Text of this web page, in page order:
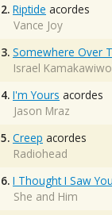
2. Riptide acordes
Vance Joy
3. Somewhere Over
Israel
4. I'm Yours acordes
Jason Mraz
5. Creep acordes
Radiohead
6. I Thought I Saw
She and Him